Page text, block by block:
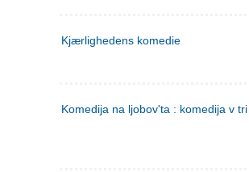
Kjærlighedens komedie
Komedija na ljobov'ta : komedija v